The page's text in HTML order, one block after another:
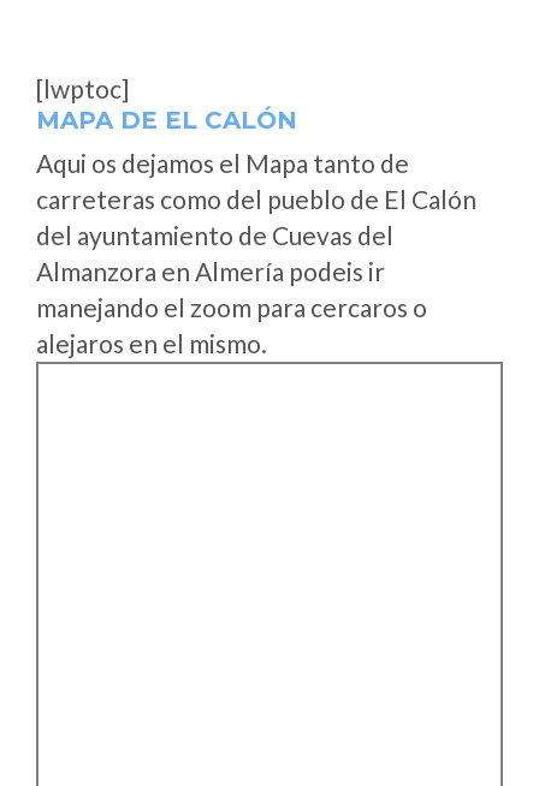
[lwptoc]
MAPA DE EL CALÓN
Aqui os dejamos el Mapa tanto de
carreteras como del pueblo de El Calón
del ayuntamiento de Cuevas del
Almanzora en Almería podeis ir
manejando el zoom para cercaros o
alejaros en el mismo.